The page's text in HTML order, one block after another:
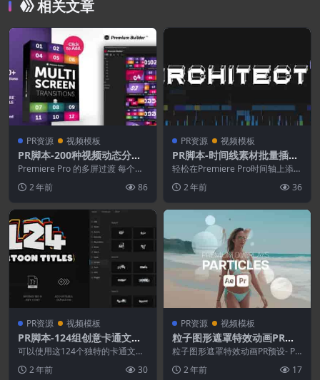
相关文章
PR资源 视频模板
PR脚本-200种视频动态分屏
过渡转场预设
Premiere Pro 的多屏过渡 每个分
2 年前 86
PR资源 视频模板
PR脚本-时间线素材批量插入
移动复制粘贴剪辑工具
轻松在Premiere Pro时间轴上添加
间轴上添...
2 年前 36
PR资源 视频模板
PR脚本-124组创意卡通文字
标题动画预设
可以使用这124个独特的卡通文本
有趣，每个预设都旨...
2 年前 30
PR资源 视频模板
粒子图形遮罩特效动画PR预
设
粒子图形遮罩特效动画PR预设- Pr
2 年前 17